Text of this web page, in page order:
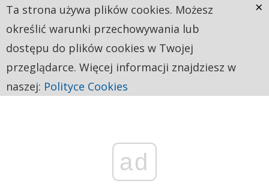
ad
Ta strona używa plików cookies. Możesz
określić warunki przechowywania lub
dostępu do plików cookies w Twojej
przeglądarce. Więcej informacji znajdziesz w
naszej: Polityce Cookies
×